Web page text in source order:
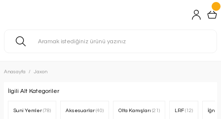
Anasayfa Jaxon
İlgili Alt Kategoriler
Suni Yemler (78) Aksesuarlar (40) Olta Kamışları (21) LRF (12) İğne